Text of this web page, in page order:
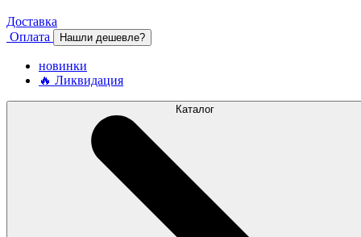
Доставка
Оплата
Нашли дешевле?
новинки
🔥 Ликвидация
Каталог